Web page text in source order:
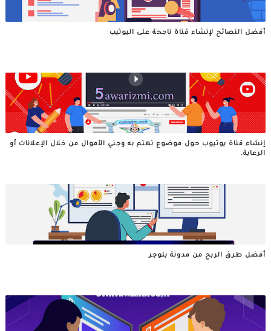
أفضل النصائح لإنشاء قناة ناجحة على اليوتيب
إنشاء قناة يوتيوب حول موضوع تهتم به وجني الأموال من خلال الإعلانات أو
الرعاية.
أفضل طرق الربح من مدونة بلوجر